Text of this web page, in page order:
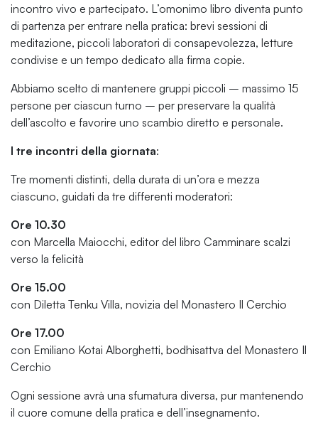
incontro vivo e partecipato. L’omonimo libro diventa punto
di partenza per entrare nella pratica: brevi sessioni di
meditazione, piccoli laboratori di consapevolezza, letture
condivise e un tempo dedicato alla firma copie.
Abbiamo scelto di mantenere gruppi piccoli – massimo 15
persone per ciascun turno – per preservare la qualità
dell’ascolto e favorire uno scambio diretto e personale.
I tre incontri della giornata:
Tre momenti distinti, della durata di un’ora e mezza
ciascuno, guidati da tre differenti moderatori:
Ore 10.30
con Marcella Maiocchi, editor del libro Camminare scalzi
verso la felicità
Ore 15.00
con Diletta Tenku Villa, novizia del Monastero Il Cerchio
Ore 17.00
con Emiliano Kotai Alborghetti, bodhisattva del Monastero Il
Cerchio
Ogni sessione avrà una sfumatura diversa, pur mantenendo
il cuore comune della pratica e dell’insegnamento.